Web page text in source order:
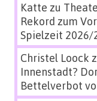
Katte zu
Rekord zum
Spielzeit 2026/
Christel Loock
Innenstadt?
Bettelverbot